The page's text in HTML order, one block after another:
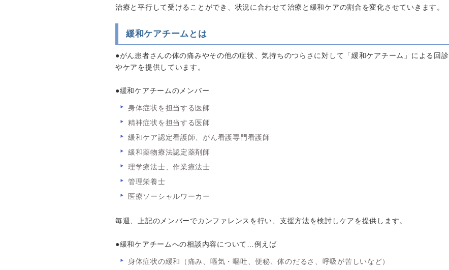
治療と平行して受けることができ、状況に合わせて治療と緩和ケアの割合を変化させていきます。
緩和ケアチームとは
●がん患者さんの体の痛みやその他の症状、気持ちのつらさに対して「緩和ケアチーム」による回診
やケアを提供しています。
●緩和ケアチームのメンバー
身体症状を担当する医師
精神症状を担当する医師
緩和ケア認定看護師、がん看護専門看護師
緩和薬物療法認定薬剤師
理学療法士、作業療法士
管理栄養士
医療ソーシャルワーカー
毎週、上記のメンバーでカンファレンスを行い、支援方法を検討しケアを提供します。
●緩和ケアチームへの相談内容について…例えば
身体症状の緩和（痛み、嘔気・嘔吐、便秘、体のだるさ、呼吸が苦しいなど）